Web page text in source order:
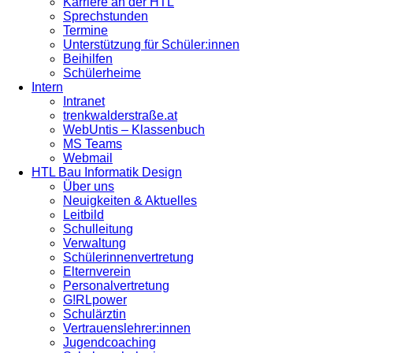
Sprechstunden
Termine
Unterstützung für Schüler:innen
Beihilfen
Schülerheime
Intern
Intranet
trenkwalderstraße.at
WebUntis – Klassenbuch
MS Teams
Webmail
HTL Bau Informatik Design
Über uns
Neuigkeiten & Aktuelles
Leitbild
Schulleitung
Verwaltung
Schülerinnenvertretung
Elternverein
Personalvertretung
G!RLpower
Schulärztin
Vertrauenslehrer:innen
Jugendcoaching